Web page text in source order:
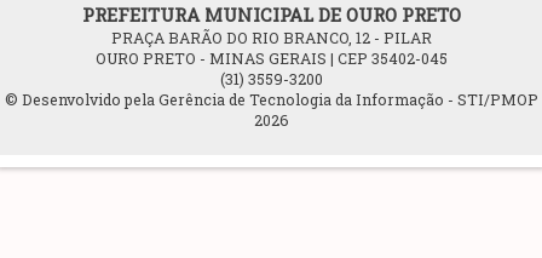
PREFEITURA MUNICIPAL DE OURO PRETO
PRAÇA BARÃO DO RIO BRANCO, 12 - PILAR
OURO PRETO - MINAS GERAIS | CEP 35402-045
(31) 3559-3200
© Desenvolvido pela Gerência de Tecnologia da Informação - STI/PMOP
2026